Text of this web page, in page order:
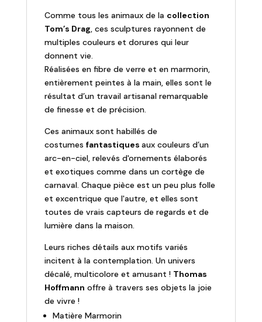
Comme tous les animaux de la collection
Tom’s Drag, ces sculptures rayonnent de
multiples couleurs et dorures qui leur
donnent vie.
Réalisées en fibre de verre et en marmorin,
entièrement peintes à la main, elles sont le
résultat d’un travail artisanal remarquable
de finesse et de précision.
Ces animaux sont habillés de
costumes fantastiques aux couleurs d’un
arc-en-ciel, relevés d'ornements élaborés
et exotiques comme dans un cortège de
carnaval. Chaque pièce est un peu plus folle
et excentrique que l'autre, et elles sont
toutes de vrais capteurs de regards et de
lumière dans la maison.
Leurs riches détails aux motifs variés
incitent à la contemplation. Un univers
décalé, multicolore et amusant ! Thomas
Hoffmann offre à travers ses objets la joie
de vivre !
Matière Marmorin